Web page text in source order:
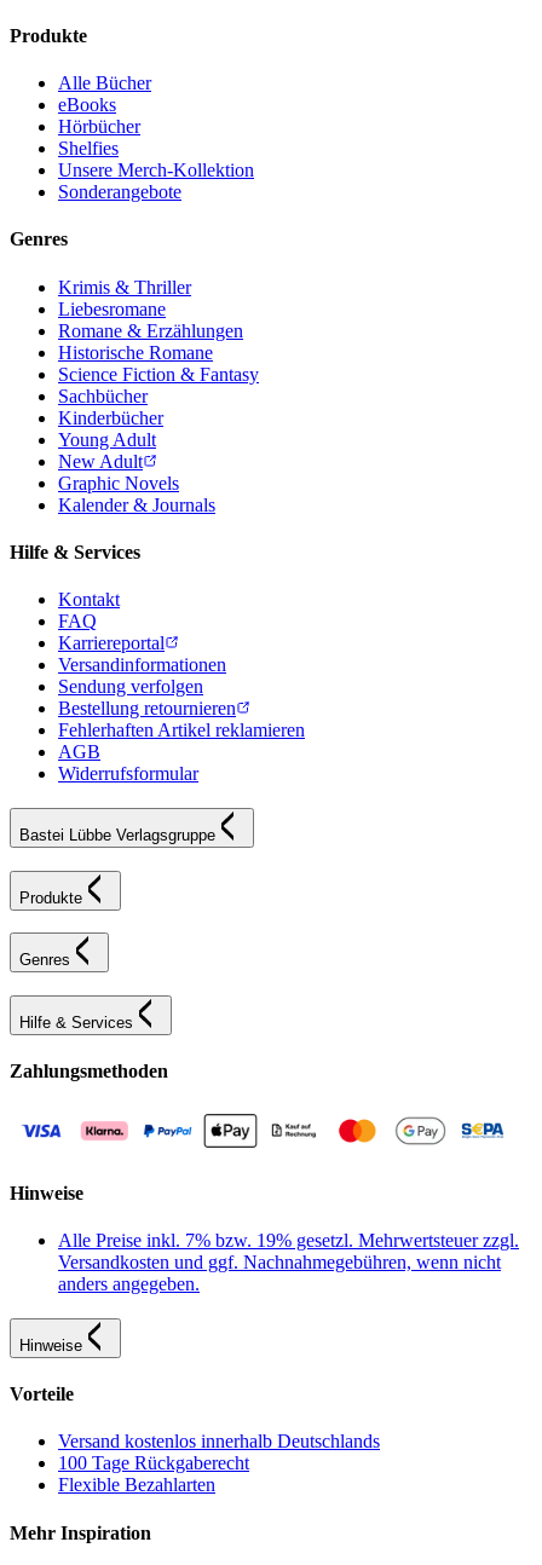
Produkte
Alle Bücher
eBooks
Hörbücher
Shelfies
Unsere Merch-Kollektion
Sonderangebote
Genres
Krimis & Thriller
Liebesromane
Romane & Erzählungen
Historische Romane
Science Fiction & Fantasy
Sachbücher
Kinderbücher
Young Adult
New Adult
Graphic Novels
Kalender & Journals
Hilfe & Services
Kontakt
FAQ
Karriereportal
Versandinformationen
Sendung verfolgen
Bestellung retournieren
Fehlerhaften Artikel reklamieren
AGB
Widerrufsformular
Bastei Lübbe Verlagsgruppe
Produkte
Genres
Hilfe & Services
Zahlungsmethoden
Hinweise
Alle Preise inkl. 7% bzw. 19% gesetzl. Mehrwertsteuer zzgl.
Versandkosten und ggf. Nachnahmegebühren, wenn nicht
anders angegeben.
Hinweise
Vorteile
Versand kostenlos innerhalb Deutschlands
100 Tage Rückgaberecht
Flexible Bezahlarten
Mehr Inspiration